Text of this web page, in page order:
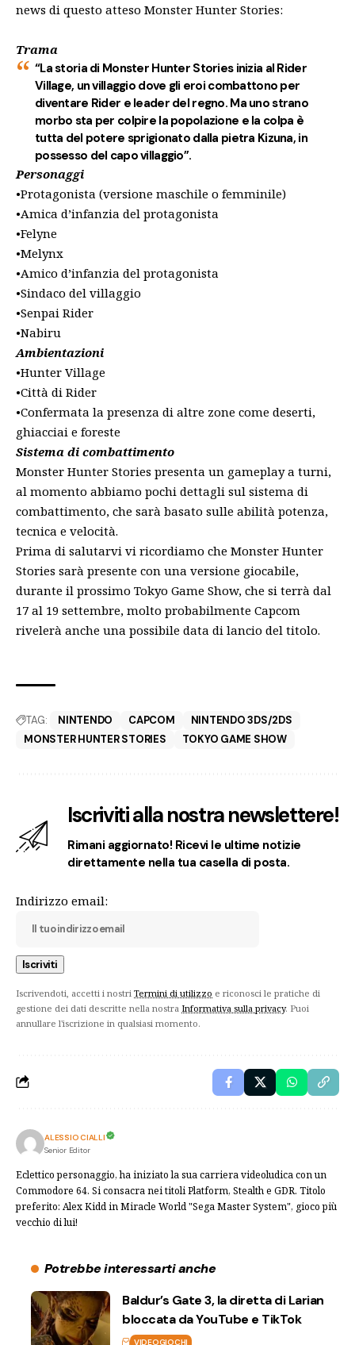
news di questo atteso Monster Hunter Stories:
Trama
“La storia di Monster Hunter Stories inizia al Rider
Village, un villaggio dove gli eroi combattono per
diventare Rider e leader del regno. Ma uno strano
morbo sta per colpire la popolazione e la colpa è
tutta del potere sprigionato dalla pietra Kizuna, in
possesso del capo villaggio”.
Personaggi
•Protagonista (versione maschile o femminile)
•Amica d’infanzia del protagonista
•Felyne
•Melynx
•Amico d’infanzia del protagonista
•Sindaco del villaggio
•Senpai Rider
•Nabiru
Ambientazioni
•Hunter Village
•Città di Rider
•Confermata la presenza di altre zone come deserti,
ghiacciai e foreste
Sistema di combattimento
Monster Hunter Stories presenta un gameplay a turni,
al momento abbiamo pochi dettagli sul sistema di
combattimento, che sarà basato sulle abilità potenza,
tecnica e velocità.
Prima di salutarvi vi ricordiamo che Monster Hunter
Stories sarà presente con una versione giocabile,
durante il prossimo Tokyo Game Show, che si terrà dal
17 al 19 settembre, molto probabilmente Capcom
rivelerà anche una possibile data di lancio del titolo.
TAG: NINTENDO CAPCOM
NINTENDO 3DS/2DS
MONSTER HUNTER STORIES
TOKYO GAME SHOW
Iscriviti alla nostra newslettere!
Rimani aggiornato! Ricevi le ultime notizie
direttamente nella tua casella di posta.
Indirizzo email:
Iscrivendoti, accetti i nostri Termini di utilizzo e riconosci le pratiche di
gestione dei dati descritte nella nostra Informativa sulla privacy. Puoi
annullare l'iscrizione in qualsiasi momento.
ALESSIO CIALLI
Senior Editor
Eclettico personaggio, ha iniziato la sua carriera videoludica con un
Commodore 64. Si consacra nei titoli Platform, Stealth e GDR. Titolo
preferito: Alex Kidd in Miracle World "Sega Master System", gioco più
vecchio di lui!
Potrebbe interessarti anche
Baldur’s Gate 3, la diretta di Larian
bloccata da YouTube e TikTok
VIDEOGIOCHI